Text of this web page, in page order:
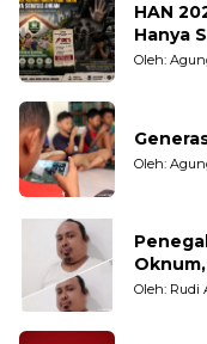
HAN
Hanya
Oleh:
Oleh:
Oleh: Rudi